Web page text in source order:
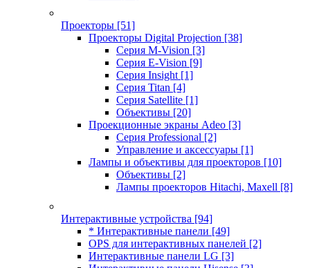
Проекторы [51]
Проекторы Digital Projection [38]
Серия M-Vision [3]
Серия E-Vision [9]
Серия Insight [1]
Серия Titan [4]
Серия Satellite [1]
Объективы [20]
Проекционные экраны Adeo [3]
Серия Professional [2]
Управление и аксессуары [1]
Лампы и объективы для проекторов [10]
Объективы [2]
Лампы проекторов Hitachi, Maxell [8]
Интерактивные устройства [94]
* Интерактивные панели [49]
OPS для интерактивных панелей [2]
Интерактивные панели LG [3]